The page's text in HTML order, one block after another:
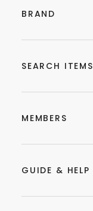
BRAND
SEARCH ITEMS
MEMBERS
GUIDE & HELP